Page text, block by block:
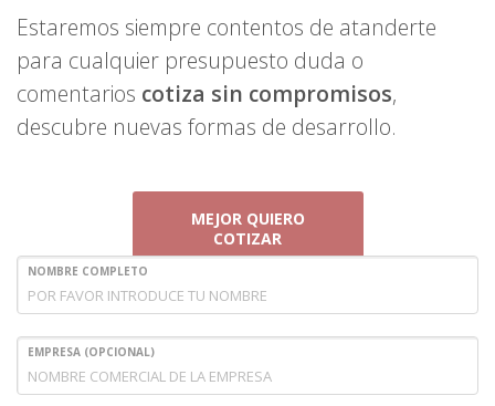
Estaremos siempre contentos de atanderte
para cualquier presupuesto duda o
comentarios cotiza sin compromisos,
descubre nuevas formas de desarrollo.
MEJOR QUIERO
COTIZAR
NOMBRE COMPLETO
EMPRESA (OPCIONAL)